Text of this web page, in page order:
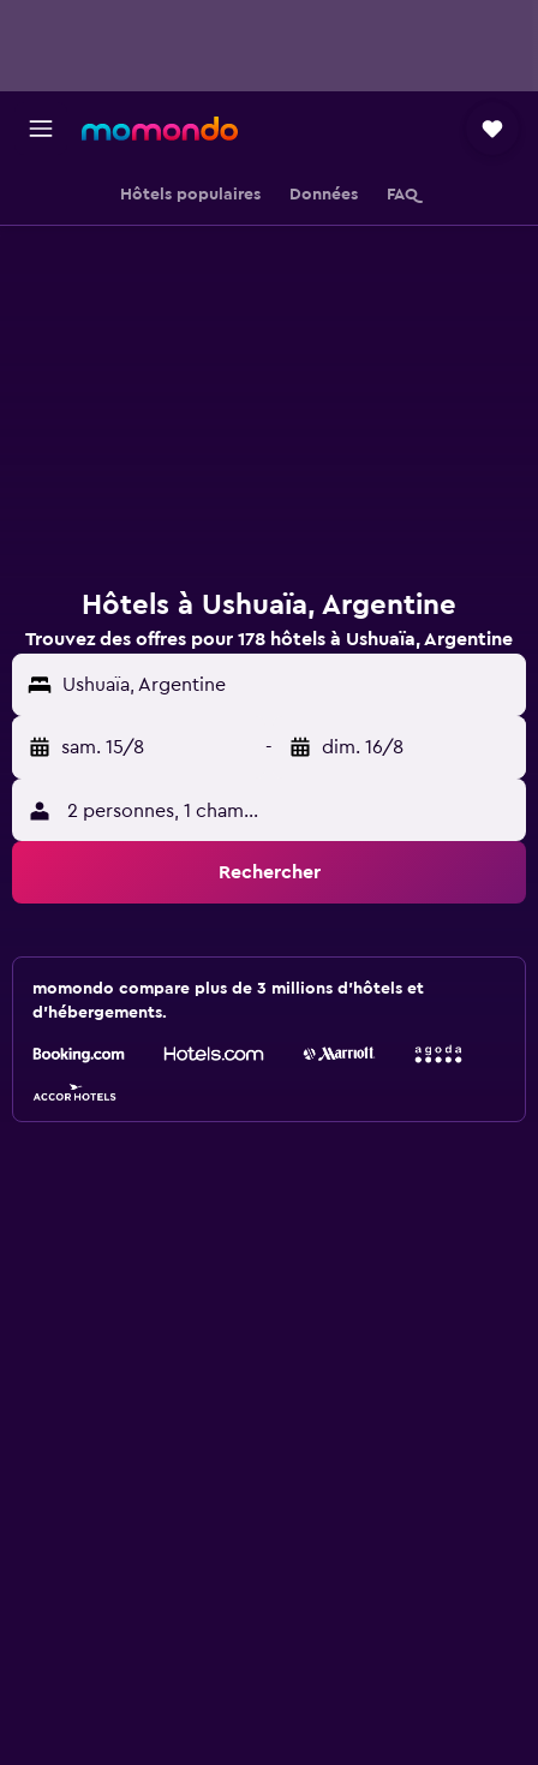
Hôtels populaires Données FAQ
Hôtels à Ushuaïa, Argentine
Trouvez des offres pour 178 hôtels à Ushuaïa, Argentine
Ushuaïa, Argentine
sam. 15/8 - dim. 16/8
2 personnes, 1 chambre
Rechercher
momondo compare plus de 3 millions d'hôtels et
d'hébergements.